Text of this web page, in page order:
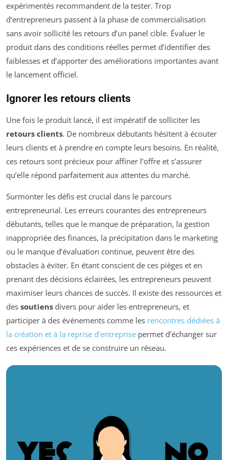
expérimentés recommandent de la tester. Trop
d’entrepreneurs passent à la phase de commercialisation
sans avoir sollicité les retours d’un panel cible. Évaluer le
produit dans des conditions réelles permet d’identifier des
faiblesses et d’apporter des améliorations importantes avant
le lancement officiel.
Ignorer les retours clients
Une fois le produit lancé, il est impératif de solliciter les
retours clients. De nombreux débutants hésitent à écouter
leurs clients et à prendre en compte leurs besoins. En réalité,
ces retours sont précieux pour affiner l’offre et s’assurer
qu’elle répond parfaitement aux attentes du marché.
Surmonter les défis est crucial dans le parcours
entrepreneurial. Les erreurs courantes des entrepreneurs
débutants, telles que le manque de préparation, la gestion
inappropriée des finances, la précipitation dans le marketing
ou le manque d’évaluation continue, peuvent être des
obstacles à éviter. En étant conscient de ces pièges et en
prenant des décisions éclairées, les entrepreneurs peuvent
maximiser leurs chances de succès. Il existe des ressources et
des soutiens divers pour aider les entrepreneurs, et
participer à des événements comme les rencontres dédiées à
la création et à la reprise d’entreprise permet d’échanger sur
ces expériences et de se construire un réseau.